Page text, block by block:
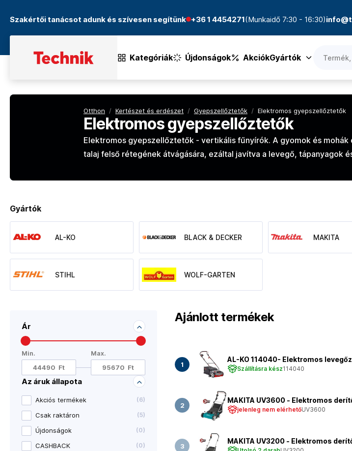
Szakértői tanácsot adunk és szívesen segítünk +36 1 4454271(Munkaidő 7:30 - 16:30)
Kategóriák Újdonságok AkciókGyártók
Otthon / Kertészet és erdészet / Gyepszellőztetők / Elektromos gyepszellőztetők
Elektromos gyepszellőztetők
Elektromos gyepszellőztetők - vertikális fűnyírók. A gyomok és mohák
talaj felső rétegének átvágására, ezáltal javítva a levegő, tápanyagok
Ár
Min. Max.
Az áruk állapota
Akciós termékek (6)
Csak raktáron (5)
Újdonságok (0)
CASHBACK (0)
Gyártók
AL-KO BLACK & DECKER MAKITA
STIHL WOLF-GARTEN
Ajánlott termékek
AL-KO 114040- Elektromos
Szállításra kész114040
MAKITA UV3600 - Elektromos
jelenleg nem elérhetőUV3600
MAKITA UV3200 - Elektromos